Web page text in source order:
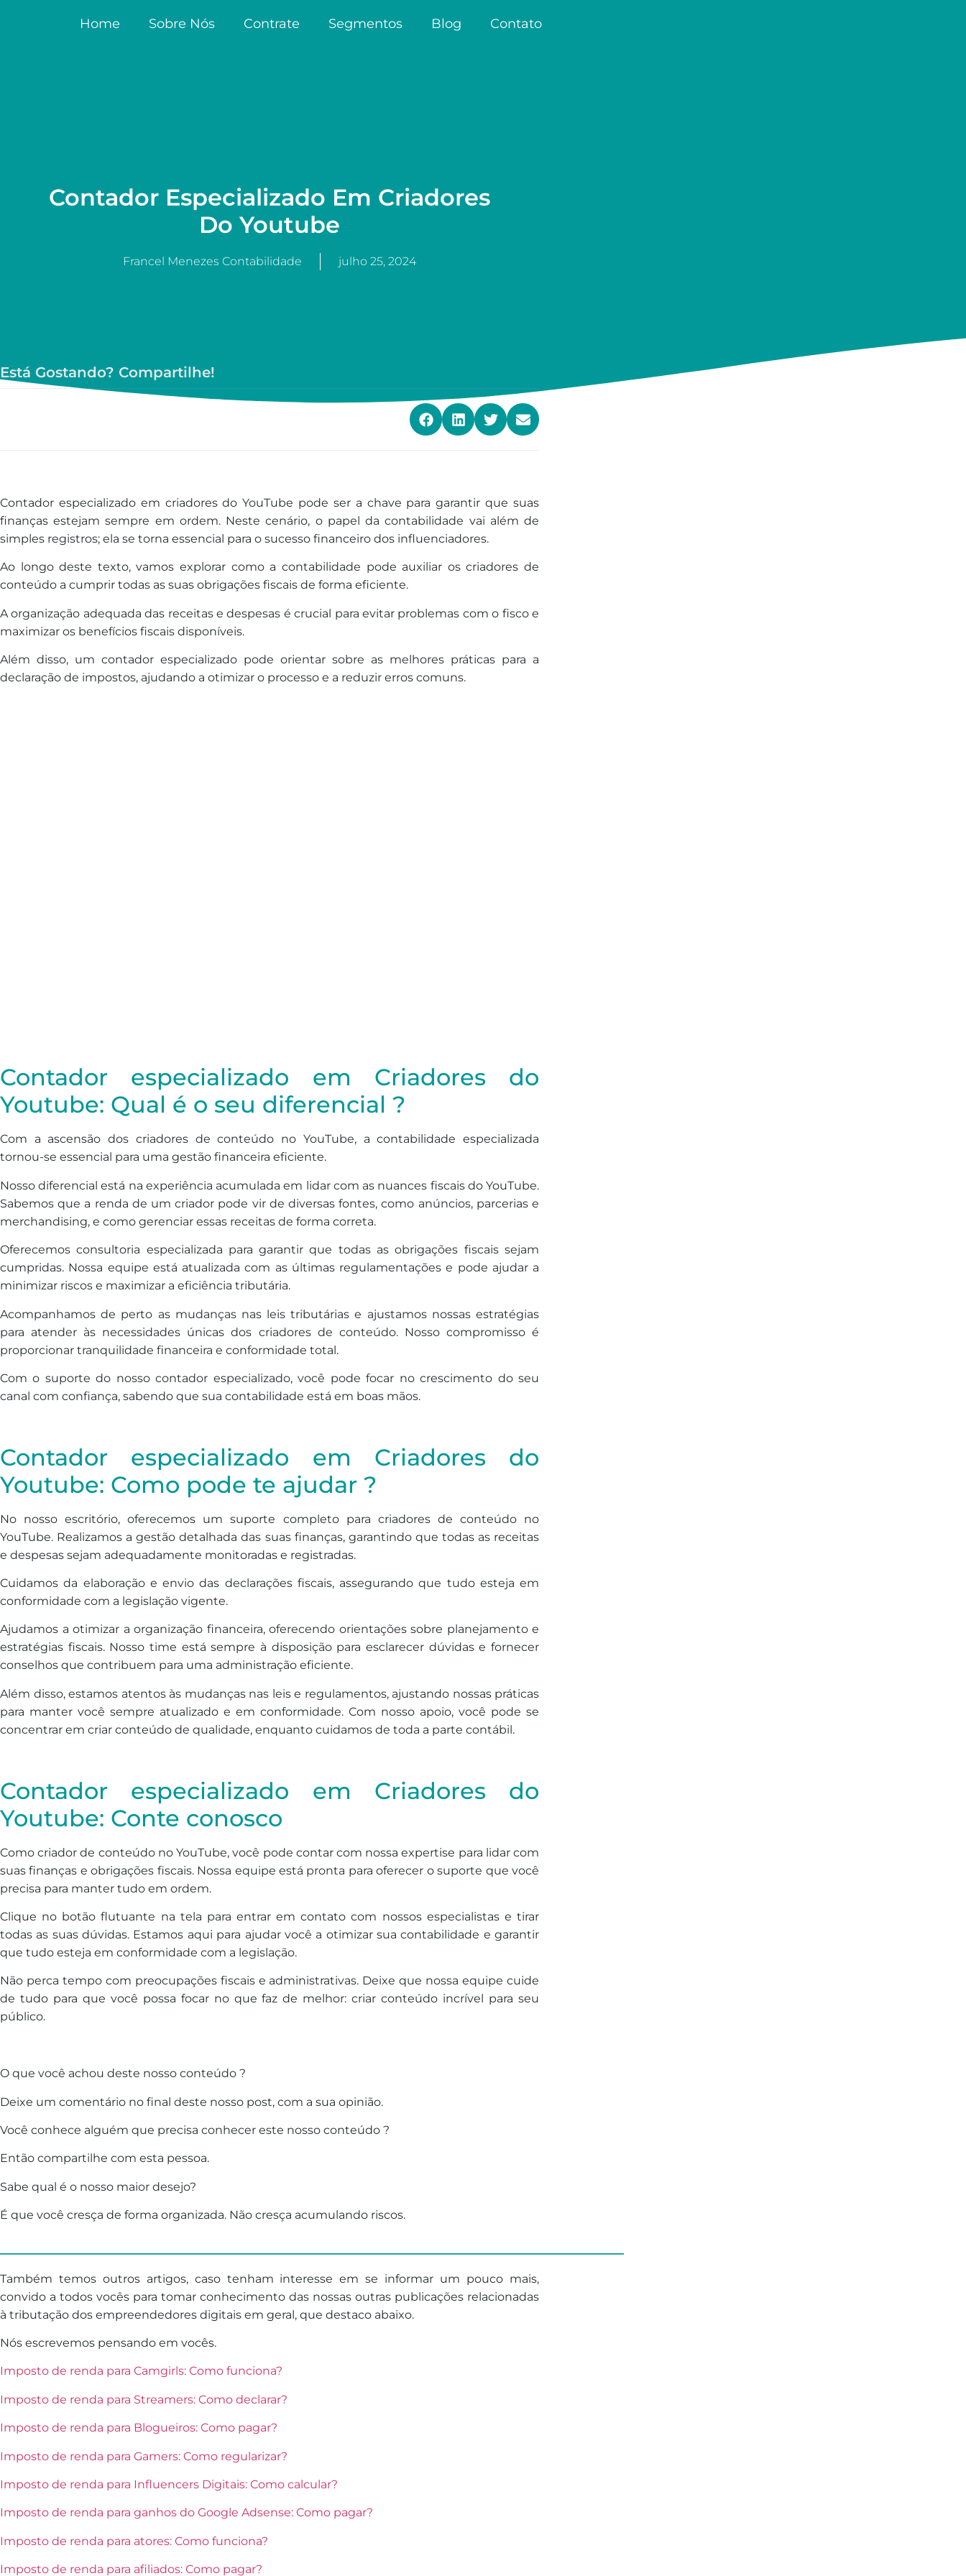
Home Sobre Nós Contrate Segmentos Blog Contato
Contador Especializado Em Criadores
Do Youtube
Francel Menezes Contabilidade julho 25, 2024
Está Gostando? Compartilhe!
Contador especializado em criadores do YouTube pode ser a chave para garantir que suas
finanças estejam sempre em ordem. Neste cenário, o papel da contabilidade vai além de
simples registros; ela se torna essencial para o sucesso financeiro dos influenciadores.
Ao longo deste texto, vamos explorar como a contabilidade pode auxiliar os criadores de
conteúdo a cumprir todas as suas obrigações fiscais de forma eficiente.
A organização adequada das receitas e despesas é crucial para evitar problemas com o fisco e
maximizar os benefícios fiscais disponíveis.
Além disso, um contador especializado pode orientar sobre as melhores práticas para a
declaração de impostos, ajudando a otimizar o processo e a reduzir erros comuns.
Contador especializado em Criadores do
Youtube: Qual é o seu diferencial ?
Com a ascensão dos criadores de conteúdo no YouTube, a contabilidade especializada
tornou-se essencial para uma gestão financeira eficiente.
Nosso diferencial está na experiência acumulada em lidar com as nuances fiscais do YouTube.
Sabemos que a renda de um criador pode vir de diversas fontes, como anúncios, parcerias e
merchandising, e como gerenciar essas receitas de forma correta.
Oferecemos consultoria especializada para garantir que todas as obrigações fiscais sejam
cumpridas. Nossa equipe está atualizada com as últimas regulamentações e pode ajudar a
minimizar riscos e maximizar a eficiência tributária.
Acompanhamos de perto as mudanças nas leis tributárias e ajustamos nossas estratégias
para atender às necessidades únicas dos criadores de conteúdo. Nosso compromisso é
proporcionar tranquilidade financeira e conformidade total.
Com o suporte do nosso contador especializado, você pode focar no crescimento do seu
canal com confiança, sabendo que sua contabilidade está em boas mãos.
Contador especializado em Criadores do
Youtube: Como pode te ajudar ?
No nosso escritório, oferecemos um suporte completo para criadores de conteúdo no
YouTube. Realizamos a gestão detalhada das suas finanças, garantindo que todas as receitas
e despesas sejam adequadamente monitoradas e registradas.
Cuidamos da elaboração e envio das declarações fiscais, assegurando que tudo esteja em
conformidade com a legislação vigente.
Ajudamos a otimizar a organização financeira, oferecendo orientações sobre planejamento e
estratégias fiscais. Nosso time está sempre à disposição para esclarecer dúvidas e fornecer
conselhos que contribuem para uma administração eficiente.
Além disso, estamos atentos às mudanças nas leis e regulamentos, ajustando nossas práticas
para manter você sempre atualizado e em conformidade. Com nosso apoio, você pode se
concentrar em criar conteúdo de qualidade, enquanto cuidamos de toda a parte contábil.
Contador especializado em Criadores do
Youtube: Conte conosco
Como criador de conteúdo no YouTube, você pode contar com nossa expertise para lidar com
suas finanças e obrigações fiscais. Nossa equipe está pronta para oferecer o suporte que você
precisa para manter tudo em ordem.
Clique no botão flutuante na tela para entrar em contato com nossos especialistas e tirar
todas as suas dúvidas. Estamos aqui para ajudar você a otimizar sua contabilidade e garantir
que tudo esteja em conformidade com a legislação.
Não perca tempo com preocupações fiscais e administrativas. Deixe que nossa equipe cuide
de tudo para que você possa focar no que faz de melhor: criar conteúdo incrível para seu
público.
O que você achou deste nosso conteúdo ?
Deixe um comentário no final deste nosso post, com a sua opinião.
Você conhece alguém que precisa conhecer este nosso conteúdo ?
Então compartilhe com esta pessoa.
Sabe qual é o nosso maior desejo?
É que você cresça de forma organizada. Não cresça acumulando riscos.
Também temos outros artigos, caso tenham interesse em se informar um pouco mais,
convido a todos vocês para tomar conhecimento das nossas outras publicações relacionadas
à tributação dos empreendedores digitais em geral, que destaco abaixo.
Nós escrevemos pensando em vocês.
Imposto de renda para Camgirls: Como funciona?
Imposto de renda para Streamers: Como declarar?
Imposto de renda para Blogueiros: Como pagar?
Imposto de renda para Gamers: Como regularizar?
Imposto de renda para Influencers Digitais: Como calcular?
Imposto de renda para ganhos do Google Adsense: Como pagar?
Imposto de renda para atores: Como funciona?
Imposto de renda para afiliados: Como pagar?